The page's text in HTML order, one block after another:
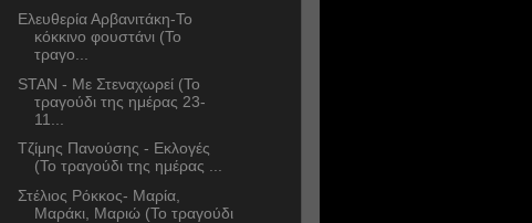
Ελευθερία Αρβανιτάκη-Το
κόκκινο φουστάνι (Το
τραγο...
STAN - Με Στεναχωρεί (Το
τραγούδι της ημέρας 23-
11...
Τζίμης Πανούσης - Εκλογές
(Το τραγούδι της ημέρας ...
Στέλιος Ρόκκος- Μαρία,
Μαράκι, Μαριώ (Το τραγούδι